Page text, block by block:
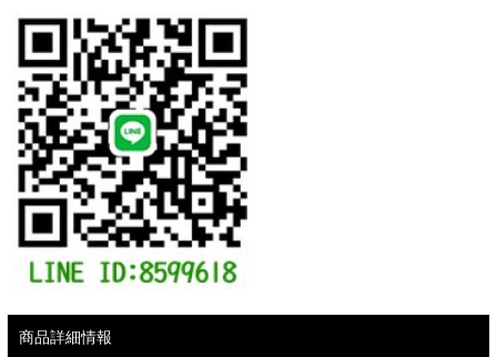
商品詳細情報